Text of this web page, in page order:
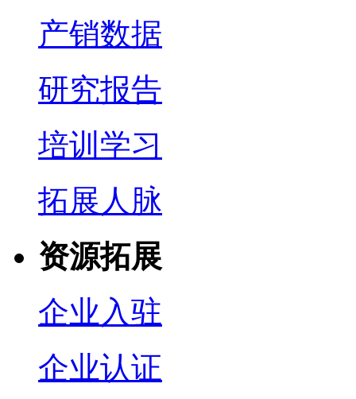
产销数据
研究报告
培训学习
拓展人脉
资源拓展
企业入驻
企业认证